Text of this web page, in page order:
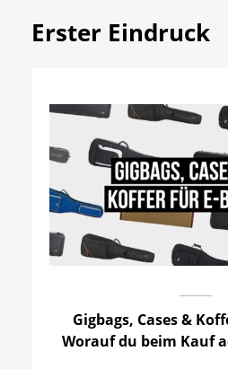
Erster Eindruck
Gigbags, Cases &
Worauf du beim Kauf